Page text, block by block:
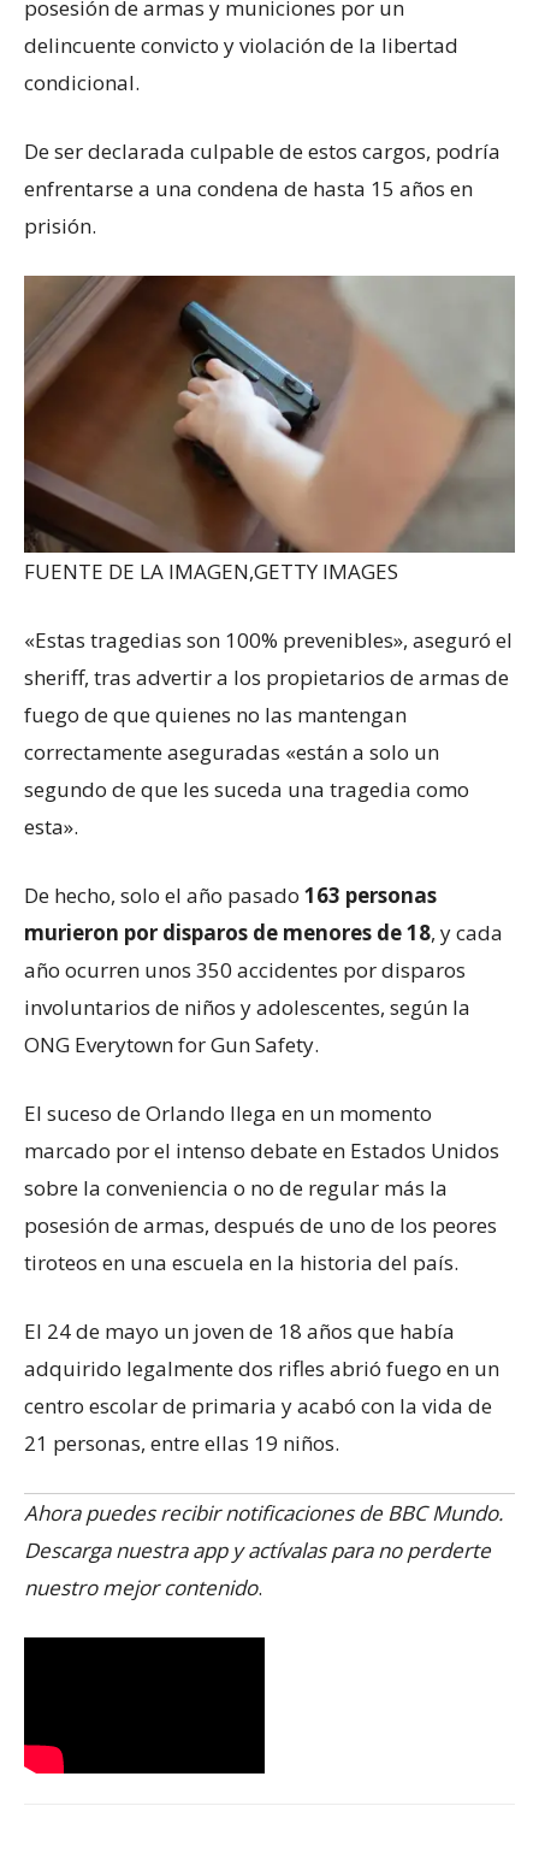
posesión de armas y municiones por un
delincuente convicto y violación de la libertad
condicional.
De ser declarada culpable de estos cargos, podría
enfrentarse a una condena de hasta 15 años en
prisión.
FUENTE DE LA IMAGEN,GETTY IMAGES
«Estas tragedias son 100% prevenibles», aseguró el
sheriff, tras advertir a los propietarios de armas de
fuego de que quienes no las mantengan
correctamente aseguradas «están a solo un
segundo de que les suceda una tragedia como
esta».
De hecho, solo el año pasado 163 personas
murieron por disparos de menores de 18, y cada
año ocurren unos 350 accidentes por disparos
involuntarios de niños y adolescentes, según la
ONG Everytown for Gun Safety.
El suceso de Orlando llega en un momento
marcado por el intenso debate en Estados Unidos
sobre la conveniencia o no de regular más la
posesión de armas, después de uno de los peores
tiroteos en una escuela en la historia del país.
El 24 de mayo un joven de 18 años que había
adquirido legalmente dos rifles abrió fuego en un
centro escolar de primaria y acabó con la vida de
21 personas, entre ellas 19 niños.
Ahora puedes recibir notificaciones de BBC Mundo.
Descarga nuestra app y actívalas para no perderte
nuestro mejor contenido.